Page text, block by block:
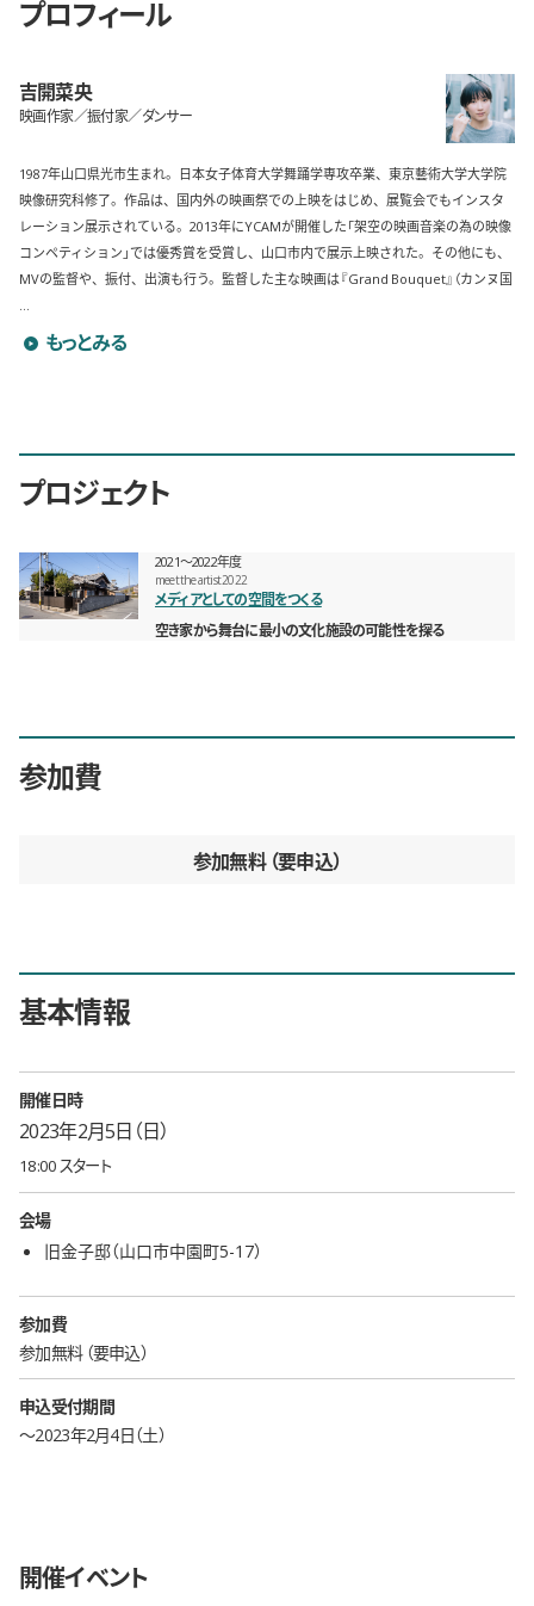
プロフィール
吉開菜央
映画作家／振付家／ダンサー
1987年山口県光市生まれ。日本女子体育大学舞踊学専攻卒業、東京藝術大学大学院
映像研究科修了。作品は、国内外の映画祭での上映をはじめ、展覧会でもインスタ
レーション展示されている。2013年にYCAMが開催した「架空の映画音楽の為の映像
コンペティション」では優秀賞を受賞し、山口市内で展示上映された。その他にも、
MVの監督や、振付、出演も行う。監督した主な映画は『Grand Bouquet』（カンヌ国
...
吉開菜央のプロフィールを詳しく見る
もっとみる
プロジェクト
2021〜2022年度
meet the artist 2022
メディアとしての空間をつくる
空き家から舞台に最小の文化施設の可能性を探る
参加費
参加無料 要申込
基本情報
開催日時
2023年2月5日（日）
18:00 スタート
会場
旧金子邸（山口市中園町5-17）
参加費
参加無料 要申込
申込受付期間
〜2023年2月4日（土）
開催イベント